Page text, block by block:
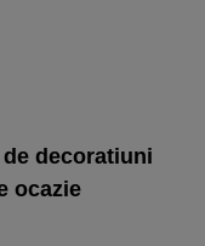
decoratiuni
ocazie